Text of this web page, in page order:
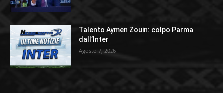
Talento Aymen Zouin: colpo Parma
dall’Inter
Agosto 7, 2026